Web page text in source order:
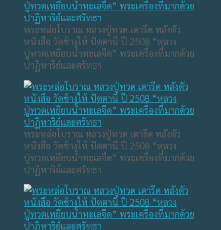
พระหล่อโบราณ หลวงปู่ทวด เตารีด หลังตัว
หนังสือ วัดช้างให้ ปัตตานี ปี 2508 “หลวง
ปู่ทวดเหยียบน้ำทะเลจืด” พระเครื่องที่มากด้วย
ปาฏิหาริย์และศรัทธา
พระหล่อโบราณ หลวงปู่ทวด เตารีด หลังตัว
หนังสือ วัดช้างให้ ปัตตานี ปี 2508 “หลวง
ปู่ทวดเหยียบน้ำทะเลจืด” พระเครื่องที่มากด้วย
ปาฏิหาริย์และศรัทธา